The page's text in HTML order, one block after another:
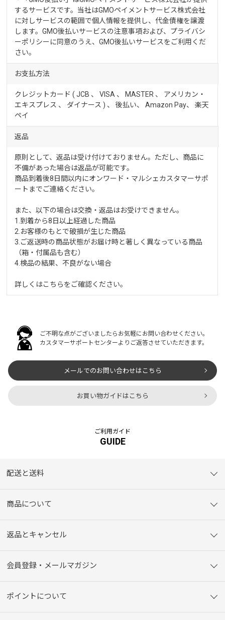
するサービスです。当社はGMOペイメントサービス株式会社
に対しサービスの範囲で個人情報を提供し、代金債権を譲渡
します。GMO後払いサービスの注意事項および、 プライバシ
ーポリシーに同意のうえ、GMO後払いサービスをご利用くだ
さい。
お支払方法
クレジットカード ( JCB 、 VISA 、 MASTER 、 アメリカン・
エキスプレス 、 ダイナース ) 、 後払い、 Amazon Pay、楽天
ペイ
返品
原則として、返品は受け付けておりません。ただし、商品に
不備があった場合は返品が可能です。
商品到着後8日間以内にオンワード・マルシェカスタマーサポ
ートまでご連絡ください。
また、以下の場合は交換・返品はお受けできません。
1.到着から8日以上経過した商品
2.お客様のもとで破損が生じた商品
3.ご返送時の商品状態がお届け時と著しく異なっている商品
（箱・付属品も含む）
4.検品の結果、不良がない場合
詳しくはこちらをご確認ください。
ご不明な点がございましたらお気軽にお問い合わせください。
カスタマーサポートセンターよりご返答させていただきます。
メールでのお問い合わせはこちら
お買い物ガイドはこちら
ご利用ガイド
GUIDE
配送と送料
商品について
返品とキャンセル
会員登録・メールマガジン
ポイントについて